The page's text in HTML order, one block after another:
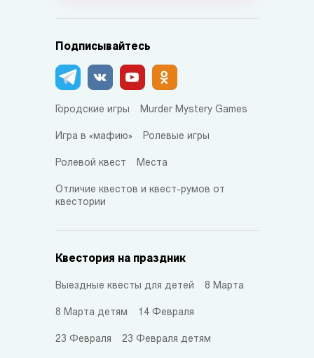
Подписывайтесь
Городские игры Murder Mystery Games
Игра в «мафию» Ролевые игры
Ролевой квест Места
Отличие квестов и квест-румов от
квестории
Квестория на праздник
Выездные квесты для детей 8 Марта
8 Марта детям 14 Февраля
23 Февраля 23 Февраля детям